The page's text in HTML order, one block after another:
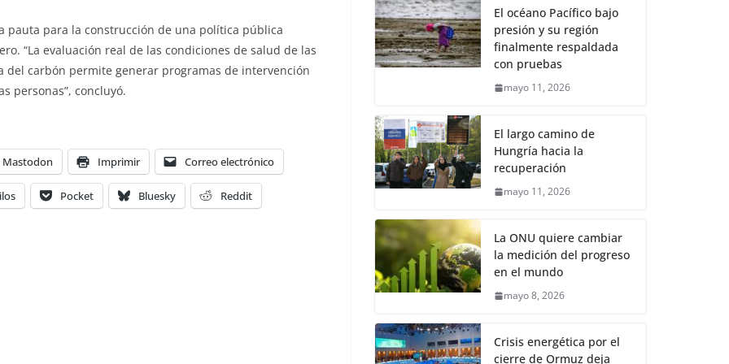
pauta para la construcción de una política pública
“La evaluación real de las condiciones de salud de las
del carbón permite generar programas de intervención
personas”, concluyó.
Mastodon Imprimir Correo electrónico
Pocket Bluesky Reddit
El océano Pacífico bajo
presión y su región
finalmente respaldada
con pruebas
mayo 11, 2026
El largo camino de
Hungría hacia la
recuperación
mayo 11, 2026
La ONU quiere cambiar
la medición del progreso
en el mundo
mayo 8, 2026
Crisis energética por el
cierre de Ormuz deja